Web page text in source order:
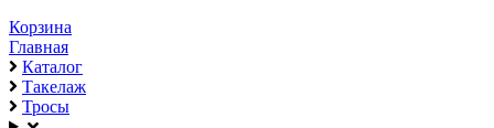
Корзина
Главная
Каталог
Такелаж
Тросы